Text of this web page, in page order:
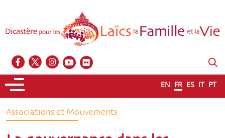
EN FR ES IT PT
Associations et Mouvements